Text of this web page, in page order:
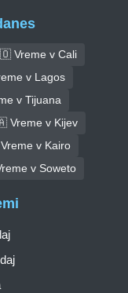
Vreme v Cali
v Lagos
v Tijuana
v Kijev
v Kairo
v Soweto